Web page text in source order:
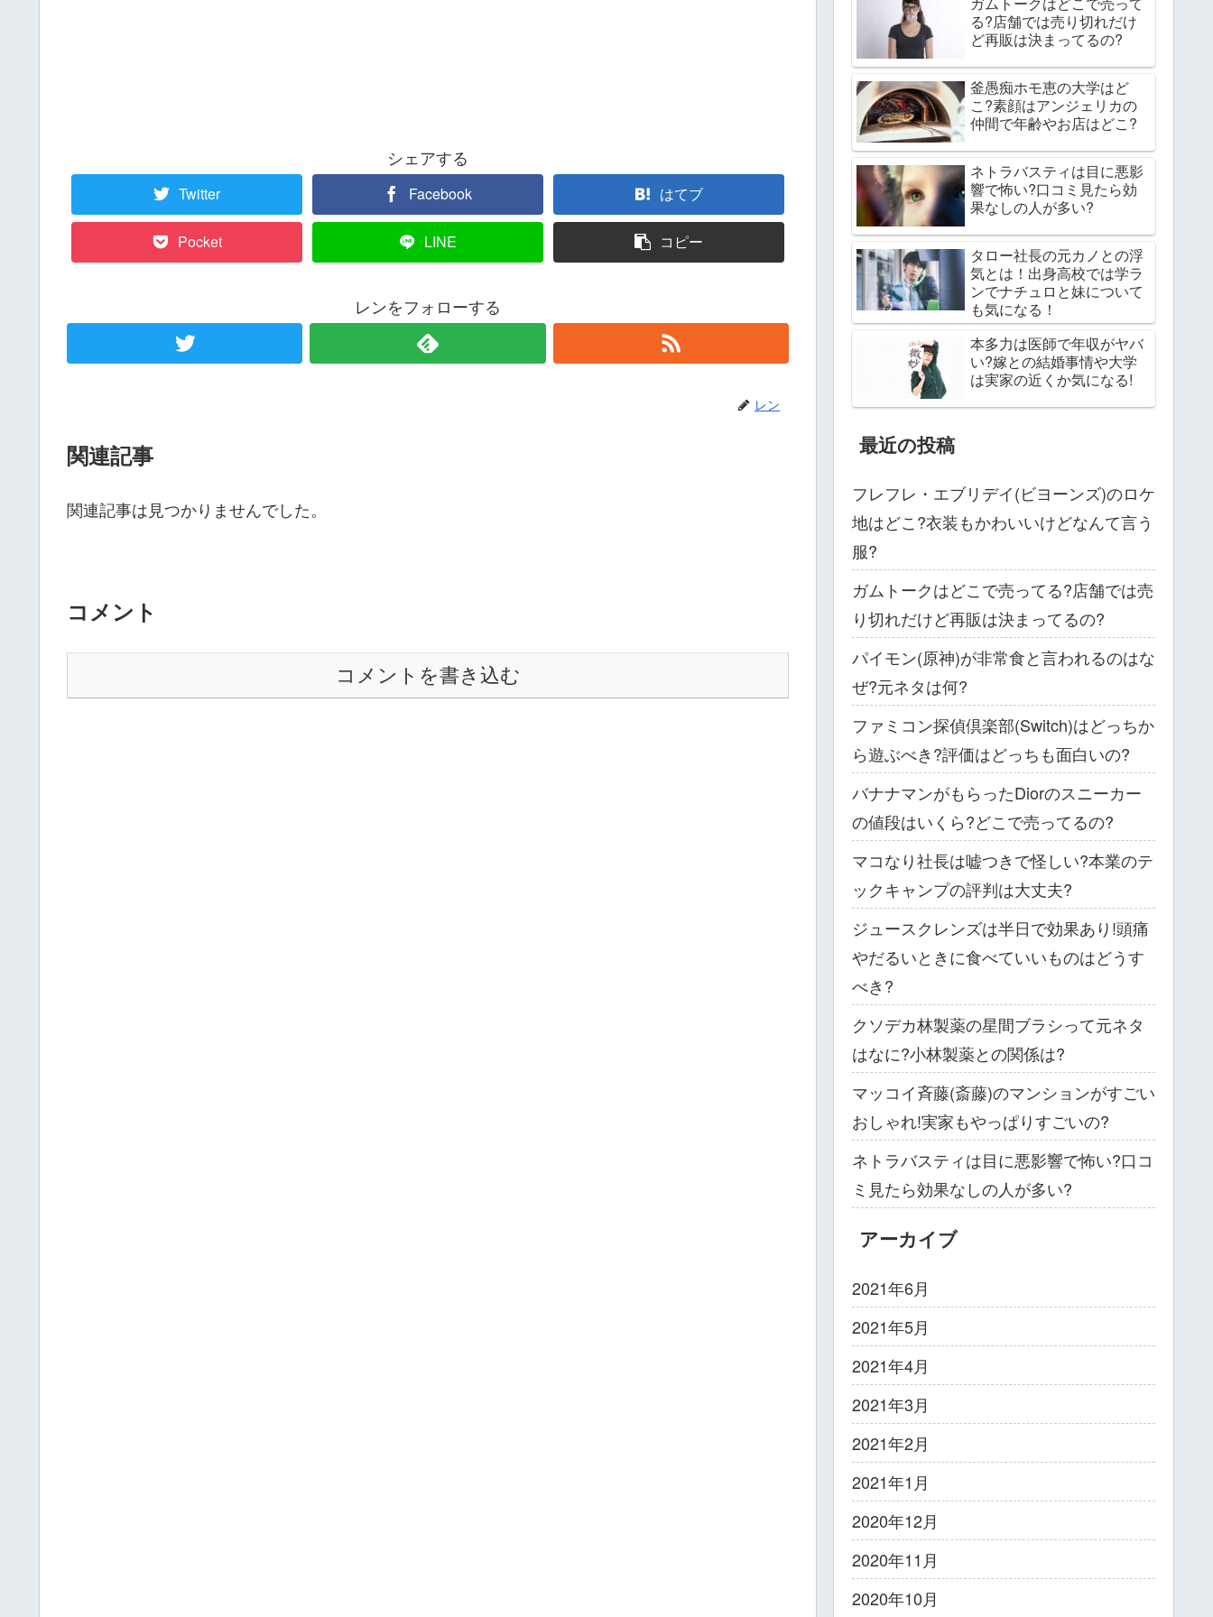
シェアする
Twitter Facebook はてブ
Pocket LINE コピー
レンをフォローする
レン
関連記事
関連記事は見つかりませんでした。
コメント
コメントを書き込む
る?店舗では売り切れだけ
ど再販は決まってるの?
釜愚痴ホモ恵の大学はど
こ?素顔はアンジェリカの
仲間で年齢やお店はどこ?
ネトラバスティは目に悪影
響で怖い?口コミ見たら効
果なしの人が多い?
タロー社長の元カノとの浮
気とは！出身高校では学ラ
ンでナチュロと妹について
も気になる！
本多力は医師で年収がヤバ
い?嫁との結婚事情や大学
は実家の近くか気になる!
最近の投稿
フレフレ・エブリデイ(ビヨーンズ)のロケ
地はどこ?衣装もかわいいけどなんて言う
服?
ガムトークはどこで売ってる?店舗では売
り切れだけど再販は決まってるの?
パイモン(原神)が非常食と言われるのはな
ぜ?元ネタは何?
ファミコン探偵倶楽部(Switch)はどっちか
ら遊ぶべき?評価はどっちも面白いの?
バナナマンがもらったDiorのスニーカー
の値段はいくら?どこで売ってるの?
マコなり社長は嘘つきで怪しい?本業のテ
ックキャンプの評判は大丈夫?
ジュースクレンズは半日で効果あり!頭痛
やだるいときに食べていいものはどうす
べき?
クソデカ林製薬の星間ブラシって元ネタ
はなに?小林製薬との関係は?
マッコイ斉藤(斎藤)のマンションがすごい
おしゃれ!実家もやっぱりすごいの?
ネトラバスティは目に悪影響で怖い?口コ
ミ見たら効果なしの人が多い?
アーカイブ
2021年6月
2021年5月
2021年4月
2021年3月
2021年2月
2021年1月
2020年12月
2020年11月
2020年10月